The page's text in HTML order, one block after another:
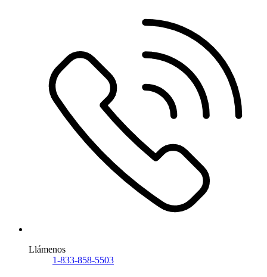
Llámenos
1-833-858-5503